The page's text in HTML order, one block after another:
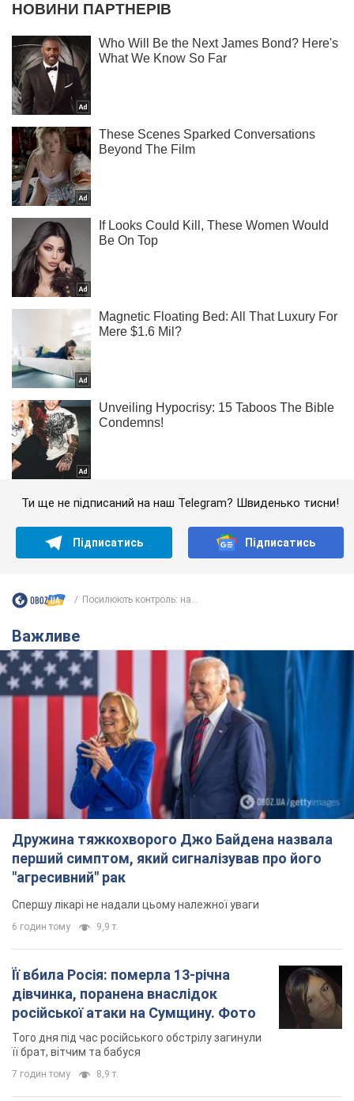
Ти ще не підписаний на наш Telegram? Швиденько тисни!
Підписатись Підписатись
Посилюють контроль: на...
Важливе
Дружина тяжкохворого Джо Байдена назвала
перший симптом, який сигналізував про його
"агресивний" рак
Спершу лікарі не надали цьому належної уваги
6 годин тому 9,9 т.
Її вбила Росія: померла 13-річна
дівчинка, поранена внаслідок
російської атаки на Сумщину. Фото
Того дня під час російського обстрілу загинули
її брат, вітчим та бабуся
7 годин тому 8,9 т.